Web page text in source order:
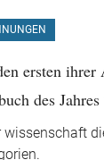
ersten
des